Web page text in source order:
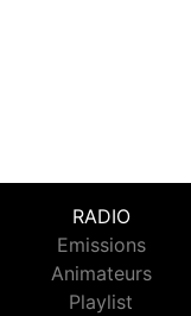
RADIO
Emissions
Animateurs
Playlist